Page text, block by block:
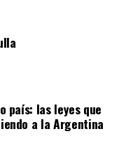
país: las leyes que
a la Argentina